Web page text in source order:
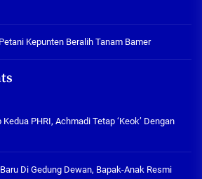
Kepunten Beralih Tanam Bamer
PHRI, Achmadi Tetap ‘Keok’ Dengan
Di Gedung Dewan, Bapak-Anak Resmi